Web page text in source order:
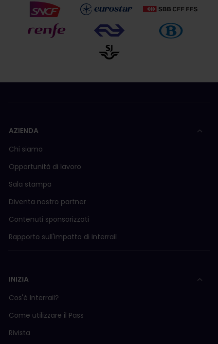
AZIENDA
Chi siamo
Opportunità di lavoro
Sala stampa
Diventa nostro partner
Contenuti sponsorizzati
Rapporto sull'impatto di Interrail
INIZIA
Cos'è Interrail?
Come utilizzare il Pass
Rivista